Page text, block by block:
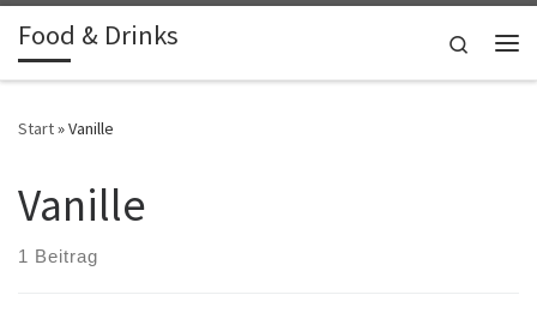
Zum Inhalt springen
Food & Drinks
Search
Start»Vanille
Vanille
1 Beitrag